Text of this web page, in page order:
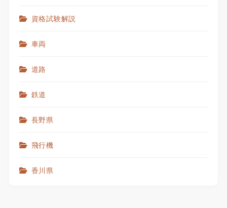
資格試験解説
車両
道路
鉄道
長野県
飛行機
香川県